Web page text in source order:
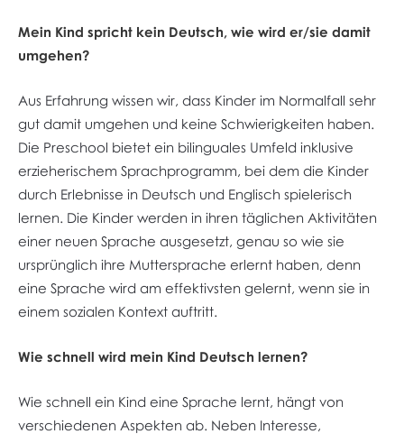
Mein Kind spricht kein Deutsch, wie wird er/sie damit
umgehen?
Aus Erfahrung wissen wir, dass Kinder im Normalfall sehr
gut damit umgehen und keine Schwierigkeiten haben.
Die Preschool bietet ein bilinguales Umfeld inklusive
erzieherischem Sprachprogramm, bei dem die Kinder
durch Erlebnisse in Deutsch und Englisch spielerisch
lernen. Die Kinder werden in ihren täglichen Aktivitäten
einer neuen Sprache ausgesetzt, genau so wie sie
ursprünglich ihre Muttersprache erlernt haben, denn
eine Sprache wird am effektivsten gelernt, wenn sie in
einem sozialen Kontext auftritt.
Wie schnell wird mein Kind Deutsch lernen?
Wie schnell ein Kind eine Sprache lernt, hängt von
verschiedenen Aspekten ab. Neben Interesse,